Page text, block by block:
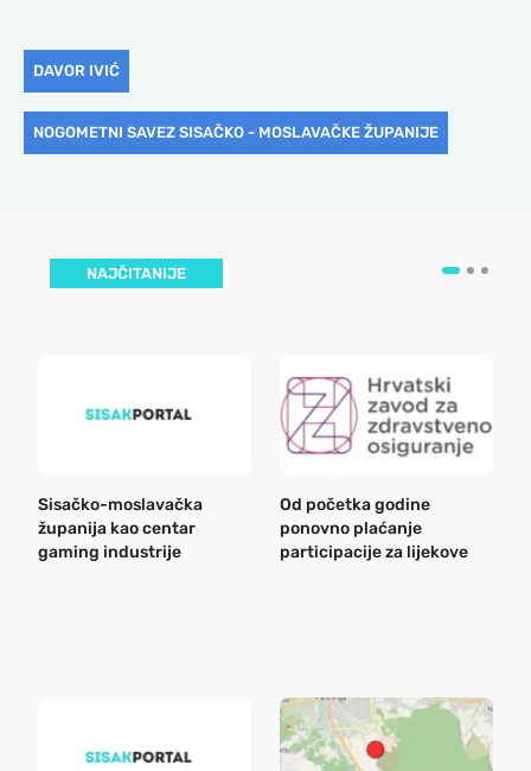
DAVOR IVIĆ
NOGOMETNI SAVEZ SISAČKO - MOSLAVAČKE ŽUPANIJE
NAJČITANIJE
Sisačko-moslavačka
županija kao centar
gaming industrije
Od početka godine
ponovno plaćanje
participacije za lijekove